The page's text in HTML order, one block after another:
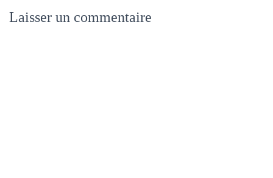
Laisser un commentaire